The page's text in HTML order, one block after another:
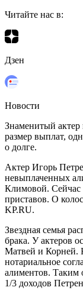
Читайте нас в:
Дзен
Новости
Знаменитый актер
размер выплат,
о долге.
Актер Игорь
невыплаченных
Климовой. Сейчас
приставов. О
KP.RU.
Звездная семья
брака. У актеров
Матвей и Корней.
нотариальное
алиментов. Таким
1/3 доходов